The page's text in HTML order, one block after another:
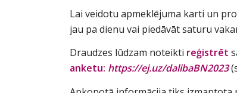
Lai veidotu apmeklējuma karti un
jau pa dienu vai piedāvāt saturu
Draudzes lūdzam noteikti reģistrēt
anketu: https://ej.uz/dalibaBN2023